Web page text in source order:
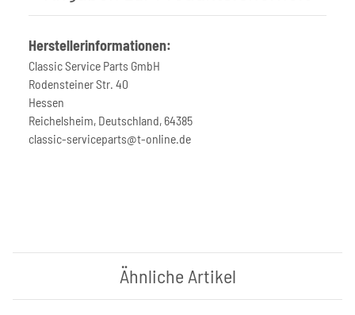
Herstellerinformationen:
Classic Service Parts GmbH
Rodensteiner Str. 40
Hessen
Reichelsheim, Deutschland, 64385
classic-serviceparts@t-online.de
Ähnliche Artikel